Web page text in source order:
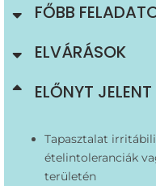
FŐBB
ELVÁRÁSOK
ELŐNYT JELENT
Tapasztalat
ételintoleranciák
területén